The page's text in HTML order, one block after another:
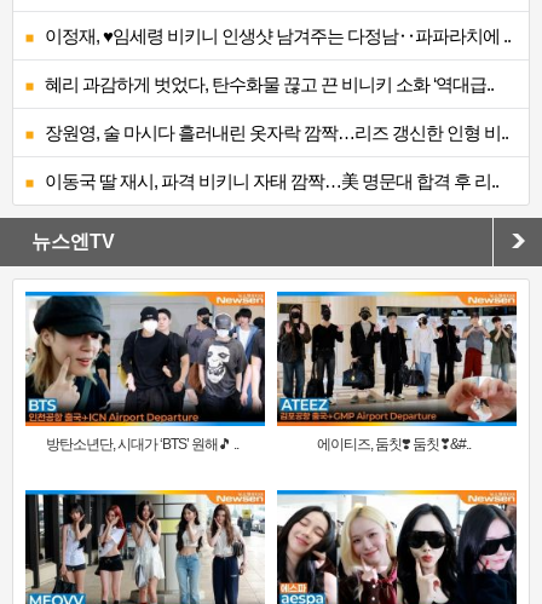
이정재, ♥임세령 비키니 인생샷 남겨주는 다정남‥파파라치에 ..
혜리 과감하게 벗었다, 탄수화물 끊고 끈 비니키 소화 ‘역대급..
장원영, 술 마시다 흘러내린 옷자락 깜짝…리즈 갱신한 인형 비..
이동국 딸 재시, 파격 비키니 자태 깜짝…美 명문대 합격 후 리..
뉴스엔TV
방탄소년단, 시대가 ‘BTS’ 원해🎵 .. 에이티즈, 둠칫❣️ 둠칫❣&#..